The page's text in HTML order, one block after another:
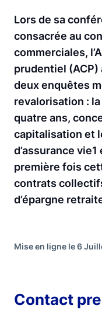
Lors de sa
consacrée au
commerciales,
prudentiel
deux enquêtes
revalorisation :
quatre ans,
capitalisation et
d’assurance
première fois
contrats
d’épargne
Mise en ligne le 6
Contact